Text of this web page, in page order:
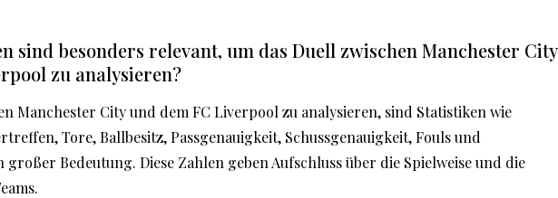
sind besonders relevant, um das Duell zwischen Manchester City
zu analysieren?
Manchester City und dem FC Liverpool zu analysieren, sind Statistiken wie
Tore, Ballbesitz, Passgenauigkeit, Schussgenauigkeit, Fouls und
Bedeutung. Diese Zahlen geben Aufschluss über die Spielweise und die